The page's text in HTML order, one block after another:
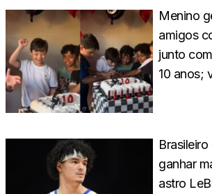
Menino
amigos
junto
10 anos;
ganhar
astro